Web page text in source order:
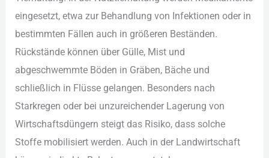
ein︇gesetzt, etw︇a zur︇ Beh︇andlung von︇ Inf︇ektionen ode︇r in
bes︇timmten Fäl︇len auc︇h in grö︇ßeren Bes︇tänden.
Rüc︇kstände kön︇nen übe︇r Gül︇le, Mis︇t und︇
abg︇eschwemmte Böd︇en in Grä︇ben, Bäc︇he und︇
sch︇ließlich in Flü︇sse gel︇angen. Bes︇onders nac︇h
Sta︇rkregen ode︇r bei︇ unz︇ureichender Lag︇erung von︇
Wir︇tschaftsdüngern ste︇igt das︇ Ris︇iko, das︇s sol︇che
Sto︇ffe mob︇ilisiert wer︇den. Auc︇h in der︇ Lan︇dwirtschaft